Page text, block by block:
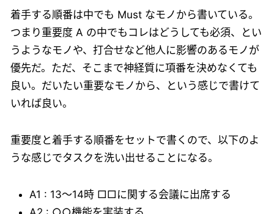
着手する順番は中でも Must なモノから書いている。
つまり重要度 A の中でもコレはどうしても必須、とい
うようなモノや、打合せなど他人に影響のあるモノが
優先だ。ただ、そこまで神経質に項番を決めなくても
良い。だいたい重要なモノから、という感じで書けて
いれば良い。
重要度と着手する順番をセットで書くので、以下のよ
うな感じでタスクを洗い出せることになる。
A1 : 13〜14時 □□に関する会議に出席する